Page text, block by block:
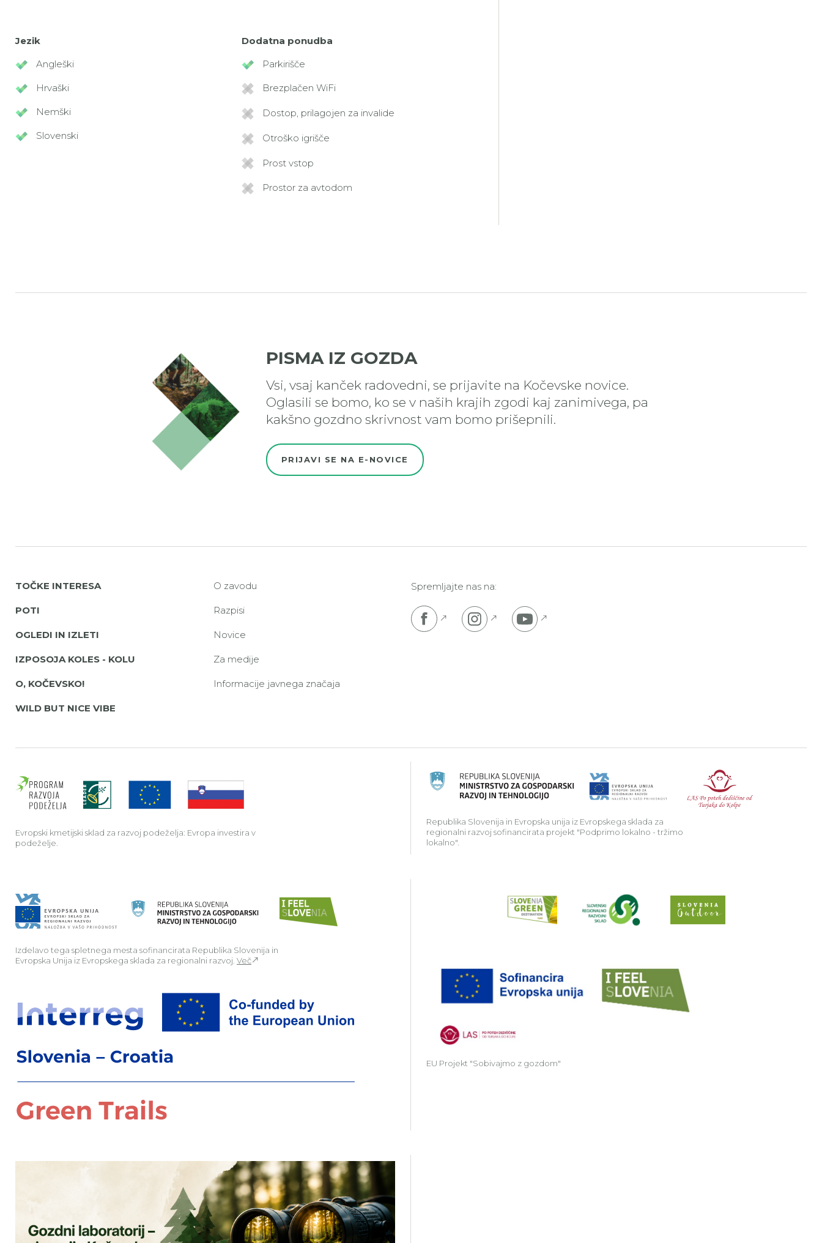
Jezik
Angleški
Hrvaški
Nemški
Slovenski
Dodatna ponudba
Parkirišče
Brezplačen WiFi
Dostop, prilagojen za invalide
Otroško igrišče
Prost vstop
Prostor za avtodom
PISMA IZ GOZDA
Vsi, vsaj kanček radovedni, se prijavite na Kočevske novice.
Oglasili se bomo, ko se v naših krajih zgodi kaj zanimivega, pa
kakšno gozdno skrivnost vam bomo prišepnili.
PRIJAVI SE NA E-NOVICE
TOČKE INTERESA
POTI
OGLEDI IN IZLETI
IZPOSOJA KOLES - KOLU
O, KOČEVSKO!
WILD BUT NICE VIBE
O zavodu
Razpisi
Novice
Za medije
Informacije javnega značaja
Spremljajte nas na:
Pojdi na Facebook stran
Pojdi na Instagram stran
Evropski kmetijski sklad za razvoj podeželja: Evropa investira v podeželje.
Evropski kmetijski sklad za razvoj podeželja: Evropa investira v
podeželje.
Republika Slovenija in Evropska unija iz Evropskega sklada za
regionalni razvoj sofinancirata projekt "Podprimo lokalno - tržimo
lokalno".
Izdelavo tega spletnega mesta sofinancirata Republika Slovenija in
Evropska Unija iz Evropskega sklada za regionalni razvoj. Več
Zavod Kočevsko partner v projektu Green Trails
EU Projekt "Sobivajmo z gozdom"